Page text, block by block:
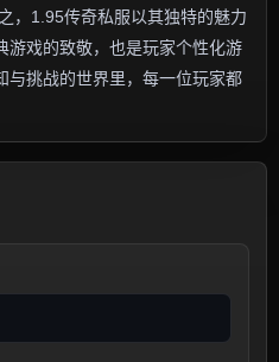
，1.95传奇私服以其独特的魅力
游戏的致敬，也是玩家个性化游
与挑战的世界里，每一位玩家都